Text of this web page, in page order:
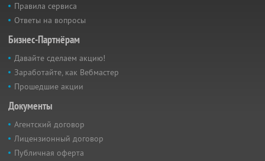
Правила сервиса
Ответы на вопросы
Бизнес-Партнёрам
Давайте сделаем акцию!
Заработайте, как Вебмастер
Прошедшие акции
Документы
Агентский договор
Лицензионный договор
Публичная оферта